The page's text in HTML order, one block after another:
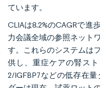
ています。
CLIAは8.2%のCAGRで進
力会議全域の参照ネット
す。これらのシステムは
供し、重症ケアの腎ス
2/IGFBP7などの低存在